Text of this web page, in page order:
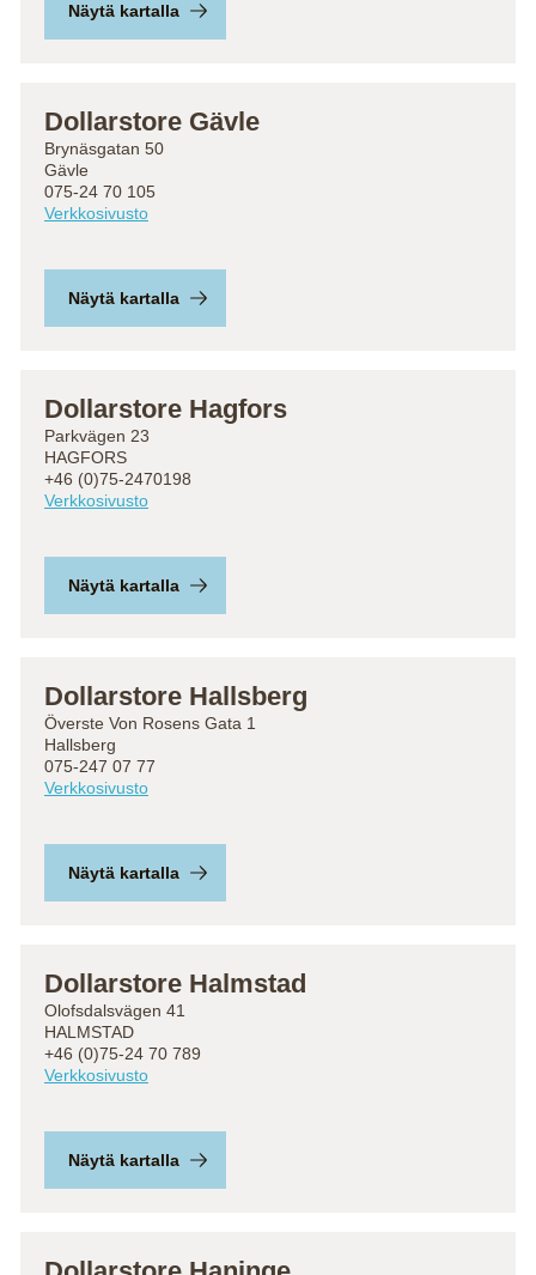
Näytä kartalla
Dollarstore Gävle
Brynäsgatan 50
Gävle
075-24 70 105
Verkkosivusto
Näytä kartalla
Dollarstore Hagfors
Parkvägen 23
HAGFORS
+46 (0)75-2470198
Verkkosivusto
Näytä kartalla
Dollarstore Hallsberg
Överste Von Rosens Gata 1
Hallsberg
075-247 07 77
Verkkosivusto
Näytä kartalla
Dollarstore Halmstad
Olofsdalsvägen 41
HALMSTAD
+46 (0)75-24 70 789
Verkkosivusto
Näytä kartalla